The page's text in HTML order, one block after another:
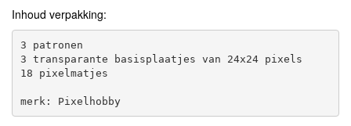
Inhoud verpakking:
3 patronen
3 transparante basisplaatjes van 24x24 pixels
18 pixelmatjes
merk: Pixelhobby